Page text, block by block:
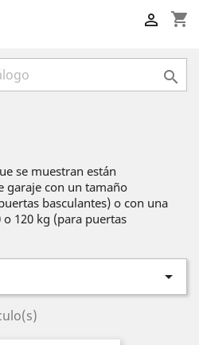
shopping_cart


se muestran están
garaje con un tamaño
basculantes) o con una
120 kg (para puertas
